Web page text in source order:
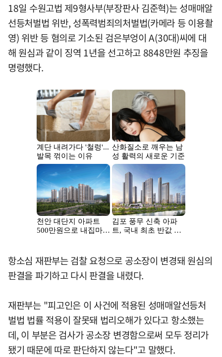
18일 수원고법 제9형사부(부장판사 김준혁)는 성매매알
선등처벌법 위반, 성폭력범죄의처벌법(카메라 등 이용촬
영) 위반 등 혐의로 기소된 검은부엉이 A(30대)씨에 대
해 원심과 같이 징역 1년을 선고하고 8848만원 추징을
명령했다.
항소심 재판부는 검찰 요청으로 공소장이 변경돼 원심의
판결을 파기하고 다시 판결을 내렸다.
재판부는 "피고인은 이 사건에 적용된 성매매알선등처
벌법 법률 적용이 잘못돼 법리오해가 있다고 항소했는
데, 이 부분은 검사가 공소장 변경함으로써 모두 정리가
됐기 때문에 따로 판단하지 않는다"고 말했다.